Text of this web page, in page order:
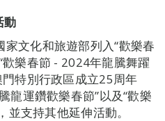
動
文化和旅遊部列入“歡樂春
樂春節 - 2024年龍騰舞躍
特別行政區成立25周年
龍運鑽歡樂春節”以及“歡樂
並支持其他延伸活動。